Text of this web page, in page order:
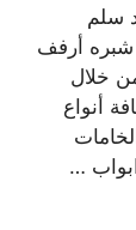
سلم
شبره أرفف
خلال
أنواع
…